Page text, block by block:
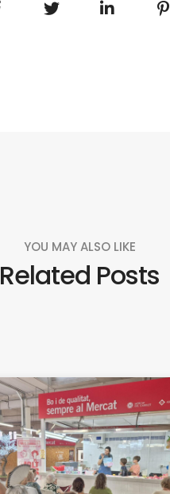
YOU MAY ALSO LIKE
Related Posts